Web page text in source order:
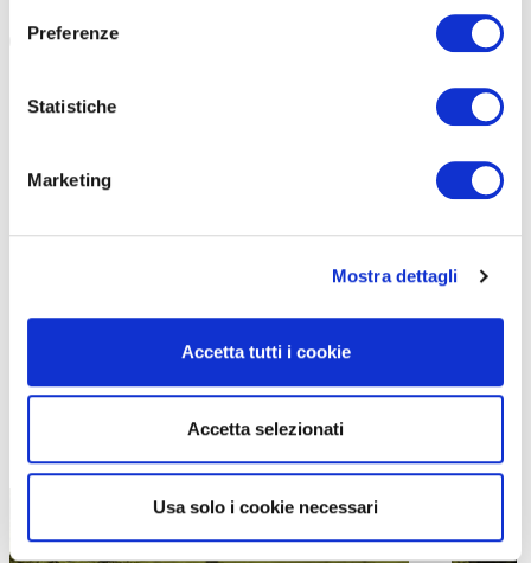
Preferenze
Statistiche
Marketing
Mostra dettagli
Accetta tutti i cookie
Accetta selezionati
Usa solo i cookie necessari
TUTTE LE CATEGORIE DEL MAGAZINE